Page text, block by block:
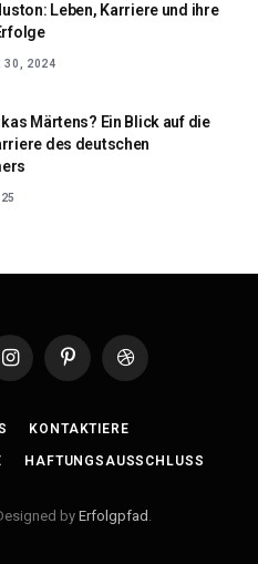
Leben, Karriere und ihre
30, 2024
Märtens? Ein Blick auf die
des deutschen
InstagramPinterestDribbble
KONTAKTIERE
HAFTUNGSAUSSCHLUSS
by Erfolgpfad .